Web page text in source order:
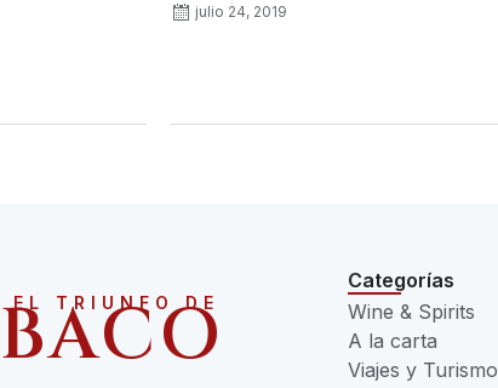
julio 24, 2019
EL TRIUNFO DE
BACO
Categorías
Wine & Spirits
A la carta
Viajes y Turismo